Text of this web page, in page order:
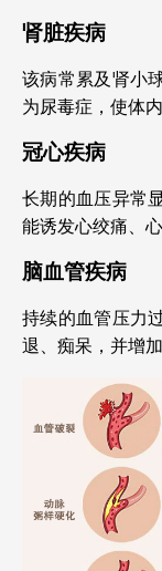
肾脏疾病
该病常累及肾小
为尿毒症，使体
冠心疾病
长期的血压异常
能诱发心绞痛、
脑血管疾病
持续的血管压力
退、痴呆，并增